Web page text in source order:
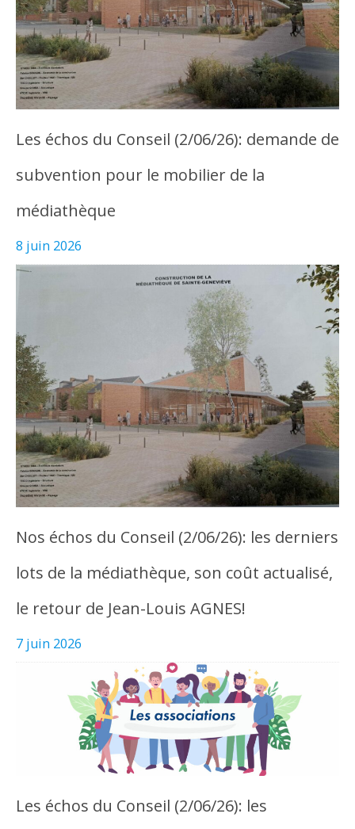
Les échos du Conseil (2/06/26): demande de
subvention pour le mobilier de la
médiathèque
8 juin 2026
Nos échos du Conseil (2/06/26): les derniers
lots de la médiathèque, son coût actualisé,
le retour de Jean-Louis AGNES!
7 juin 2026
Les échos du Conseil (2/06/26): les